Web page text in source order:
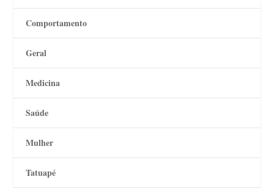
Comportamento
Geral
Medicina
Saúde
Mulher
Tatuapé